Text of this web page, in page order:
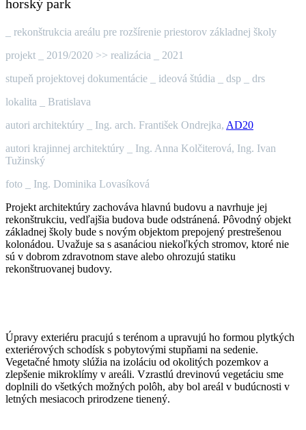
horský park
_ rekonštrukcia areálu pre rozšírenie priestorov základnej školy
projekt _ 2019/2020 >> realizácia _ 2021
stupeň projektovej dokumentácie _ ideová štúdia _ dsp _ drs
lokalita _ Bratislava
autori architektúry _ Ing. arch. František Ondrejka, AD20
autori krajinnej architektúry _ Ing. Anna Kolčiterová, Ing. Ivan
Tužinský
foto _ Ing. Dominika Lovasíková
Projekt architektúry zachováva hlavnú budovu a navrhuje jej
rekonštrukciu, vedľajšia budova bude odstránená. Pôvodný objekt
základnej školy bude s novým objektom prepojený prestrešenou
kolonádou. Uvažuje sa s asanáciou niekoľkých stromov, ktoré nie
sú v dobrom zdravotnom stave alebo ohrozujú statiku
rekonštruovanej budovy.
Úpravy exteriéru pracujú s terénom a upravujú ho formou plytkých
exteriérových schodísk s pobytovými stupňami na sedenie.
Vegetačné hmoty slúžia na izoláciu od okolitých pozemkov a
zlepšenie mikroklímy v areáli. Vzrastlú drevinovú vegetáciu sme
doplnili do všetkých možných polôh, aby bol areál v budúcnosti v
letných mesiacoch prirodzene tienený.